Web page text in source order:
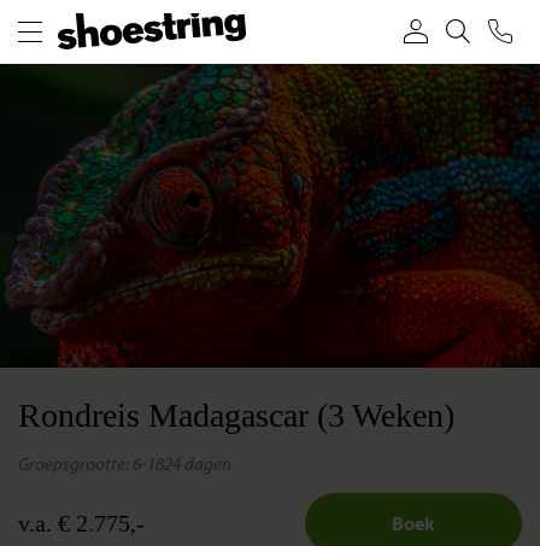
Rondreis Madagascar (3 Weken)
Boek
v.a. € 2.775,-
groepsgrootte: 6-18 24 dagen